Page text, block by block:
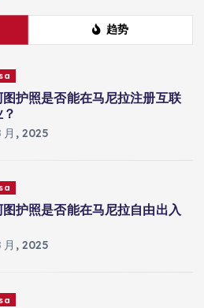
趋势
护照是否能在马尼拉注册互联
月, 2025
护照是否能在马尼拉自由出入
月, 2025